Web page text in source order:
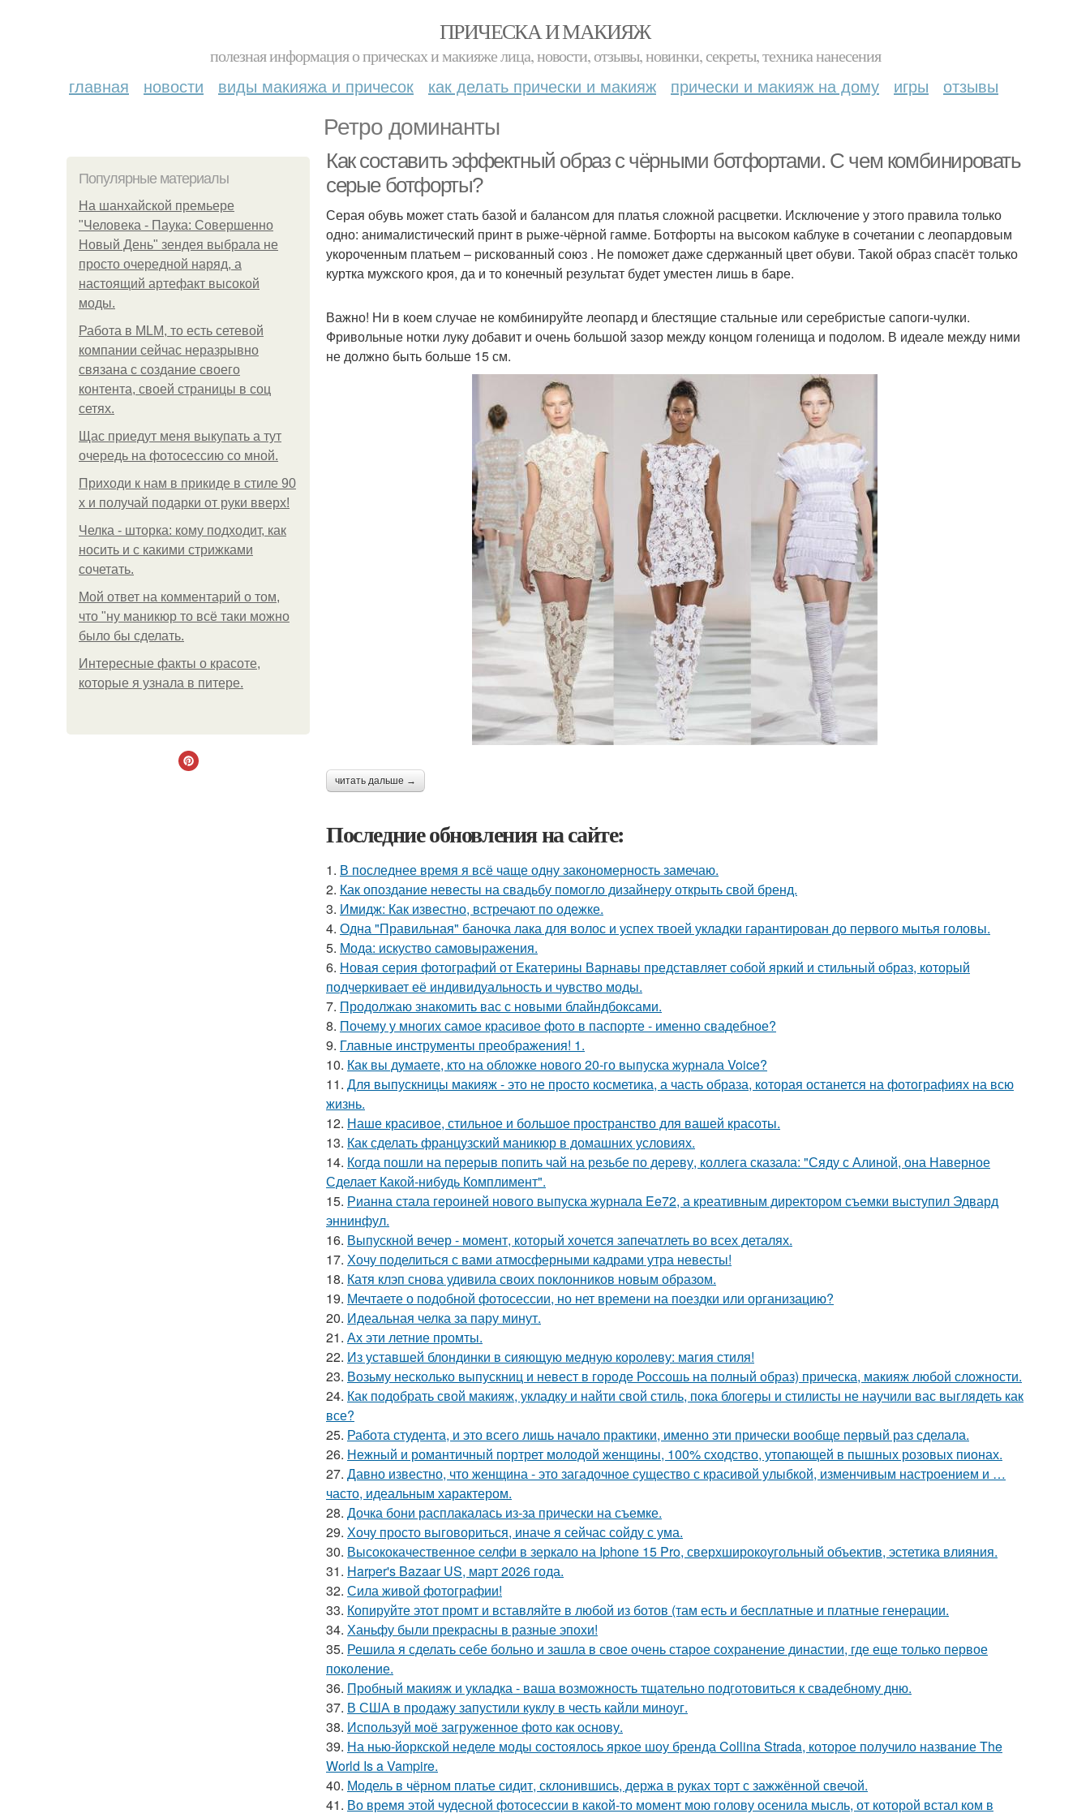
ПРИЧЕСКА И МАКИЯЖ
полезная информация о прическах и макияже лица, новости, отзывы, новинки, секреты, техника нанесения
главная новости виды макияжа и причесок как делать прически и макияж прически и макияж на дому игры отзывы
Ретро доминанты
Популярные материалы
На шанхайской премьере
"Человека - Паука: Совершенно
Новый День" зендея выбрала не
просто очередной наряд, а
настоящий артефакт высокой
моды.
Работа в MLM, то есть сетевой
компании сейчас неразрывно
связана с создание своего
контента, своей страницы в соц
сетях.
Щас приедут меня выкупать а тут
очередь на фотосессию со мной.
Приходи к нам в прикиде в стиле 90
х и получай подарки от руки вверх!
Челка - шторка: кому подходит, как
носить и с какими стрижками
сочетать.
Мой ответ на комментарий о том,
что "ну маникюр то всё таки можно
было бы сделать.
Интересные факты о красоте,
которые я узнала в питере.
Как составить эффектный образ с чёрными ботфортами. С чем комбинировать
серые ботфорты?
Серая обувь может стать базой и балансом для платья сложной расцветки. Исключение у этого правила только
одно: анималистический принт в рыже-чёрной гамме. Ботфорты на высоком каблуке в сочетании с леопардовым
укороченным платьем – рискованный союз . Не поможет даже сдержанный цвет обуви. Такой образ спасёт только
куртка мужского кроя, да и то конечный результат будет уместен лишь в баре.
Важно! Ни в коем случае не комбинируйте леопард и блестящие стальные или серебристые сапоги-чулки.
Фривольные нотки луку добавит и очень большой зазор между концом голенища и подолом. В идеале между ними
не должно быть больше 15 см.
читать дальше →
Последние обновления на сайте:
1. В последнее время я всё чаще одну закономерность замечаю.
2. Как опоздание невесты на свадьбу помогло дизайнеру открыть свой бренд.
3. Имидж: Как известно, встречают по одежке.
4. Одна "Правильная" баночка лака для волос и успех твоей укладки гарантирован до первого мытья головы.
5. Мода: искуство самовыражения.
6. Новая серия фотографий от Екатерины Варнавы представляет собой яркий и стильный образ, который
подчеркивает её индивидуальность и чувство моды.
7. Продолжаю знакомить вас с новыми блайндбоксами.
8. Почему у многих самое красивое фото в паспорте - именно свадебное?
9. Главные инструменты преображения! 1.
10. Как вы думаете, кто на обложке нового 20-го выпуска журнала Voice?
11. Для выпускницы макияж - это не просто косметика, а часть образа, которая останется на фотографиях на всю
жизнь.
12. Наше красивое, стильное и большое пространство для вашей красоты.
13. Как сделать французский маникюр в домашних условиях.
14. Когда пошли на перерыв попить чай на резьбе по дереву, коллега сказала: "Сяду с Алиной, она Наверное
Сделает Какой-нибудь Комплимент".
15. Рианна стала героиней нового выпуска журнала Ee72, а креативным директором съемки выступил Эдвард
эннинфул.
16. Выпускной вечер - момент, который хочется запечатлеть во всех деталях.
17. Хочу поделиться с вами атмосферными кадрами утра невесты!
18. Катя клэп снова удивила своих поклонников новым образом.
19. Мечтаете о подобной фотосессии, но нет времени на поездки или организацию?
20. Идеальная челка за пару минут.
21. Ах эти летние промты.
22. Из уставшей блондинки в сияющую медную королеву: магия стиля!
23. Возьму несколько выпускниц и невест в городе Россошь на полный образ) прическа, макияж любой сложности.
24. Как подобрать свой макияж, укладку и найти свой стиль, пока блогеры и стилисты не научили вас выглядеть как
все?
25. Работа студента, и это всего лишь начало практики, именно эти прически вообще первый раз сделала.
26. Нежный и романтичный портрет молодой женщины, 100% сходство, утопающей в пышных розовых пионах.
27. Давно известно, что женщина - это загадочное существо с красивой улыбкой, изменчивым настроением и …
часто, идеальным характером.
28. Дочка бони расплакалась из-за прически на съемке.
29. Хочу просто выговориться, иначе я сейчас сойду с ума.
30. Высококачественное селфи в зеркало на Iphone 15 Pro, сверхширокоугольный объектив, эстетика влияния.
31. Harper's Bazaar US, март 2026 года.
32. Сила живой фотографии!
33. Копируйте этот промт и вставляйте в любой из ботов (там есть и бесплатные и платные генерации.
34. Ханьфу были прекрасны в разные эпохи!
35. Решила я сделать себе больно и зашла в свое очень старое сохранение династии, где еще только первое
поколение.
36. Пробный макияж и укладка - ваша возможность тщательно подготовиться к свадебному дню.
37. В США в продажу запустили куклу в честь кайли миноуг.
38. Используй моё загруженное фото как основу.
39. На нью-йоркской неделе моды состоялось яркое шоу бренда Collina Strada, которое получило название The
World Is a Vampire.
40. Модель в чёрном платье сидит, склонившись, держа в руках торт с зажжённой свечой.
41. Во время этой чудесной фотосессии в какой-то момент мою голову осенила мысль, от которой встал ком в